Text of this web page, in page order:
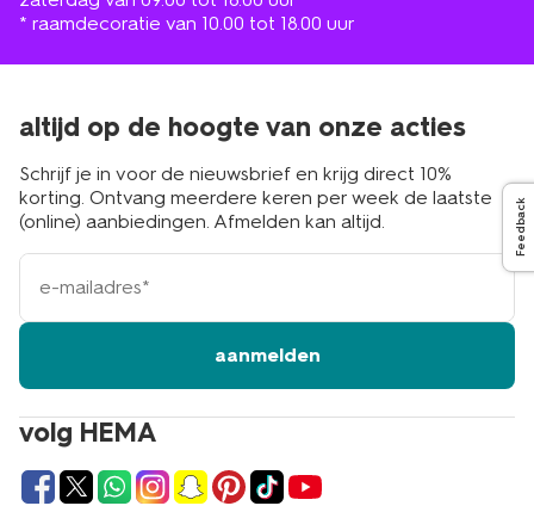
* raamdecoratie van 10.00 tot 18.00 uur
volg HEMA
altijd op de hoogte van onze acties
Schrijf je in voor de nieuwsbrief en krijg direct 10%
korting. Ontvang meerdere keren per week de laatste
(online) aanbiedingen. Afmelden kan altijd.
e-
mailadres
aanmelden
Feedback